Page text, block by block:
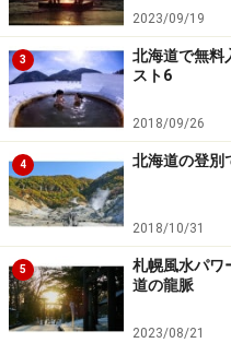
を無料開放。玉砂利が心
料]※冬期間は足湯休業
▼詳細はこちら：湯元 銀
▼周辺情報：絶景→ロー
岳登山｜絶景→銀河・流
峡観光協会
※記事内容は執筆時点のもの
い。
2023/09/19
3
北海道で無料
スト6
2018/09/26
4 北海道の登別
2018/10/31
5
札幌風水パワ
道の龍脈
2023/08/21